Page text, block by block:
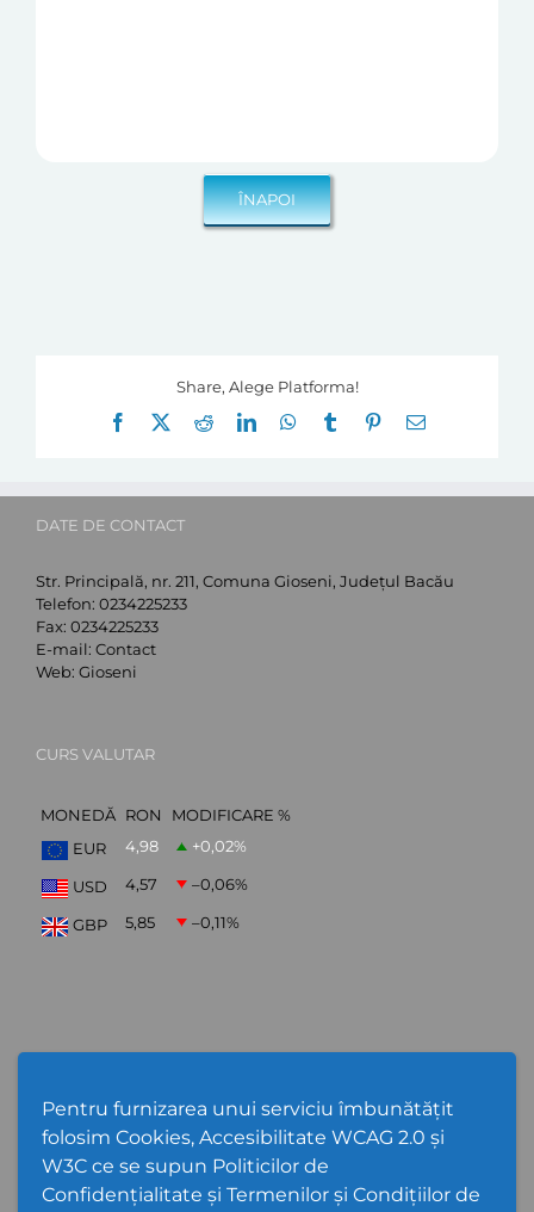
Pentru furnizarea unui serviciu îmbunătățit
folosim Cookies, Accesibilitate WCAG 2.0 și
W3C ce se supun Politicilor de
Confidențialitate și Termenilor și Condițiilor de
Share, Alege Platforma!
Facebook
RedditLinkedInWhatsApp
Tumblr Pinterest
E-
DATE DE CONTACT
Str. Principală, nr. 211, Comuna Gioseni, Județul Bacău
Telefon: 0234225233
Fax: 0234225233
E-mail: Contact
Web: Gioseni
CURS VALUTAR
MONEDĂ RON
MODIFICARE %
EUR
4,98 +0,02%
USD 4,57 –0,06%
GBP 5,85 –0,11%